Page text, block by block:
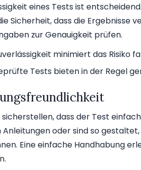
eines Tests ist
Sicherheit, dass die Ergebnisse
zur Genauigkeit prüfen.
minimiert das Risiko
Tests bieten in der Regel
dass der Test
oder sind so
Eine einfache Handhabung